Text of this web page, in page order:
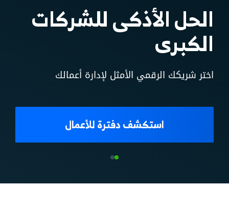
لك، سواءكنت تبدأ أو
تتوسع
نمِّ أعمالك بإمكانيات غير محدودة
أبدا مجانا